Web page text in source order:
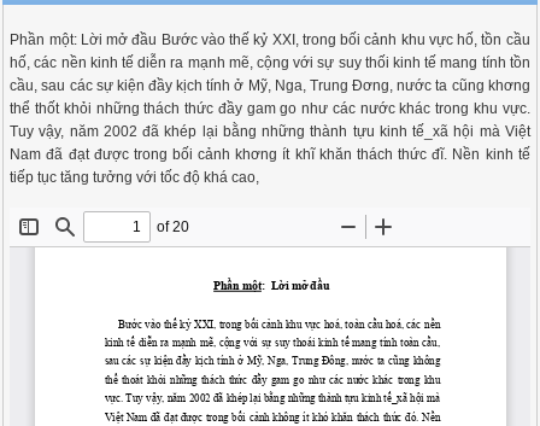
Phần một: Lời mở đầu Bước vào thế kỷ XXI, trong bối cảnh khu vực hố, tồn cầu
hố, các nền kinh tế diễn ra mạnh mẽ, cộng với sự suy thối kinh tế mang tính tồn
cầu, sau các sự kiện đầy kịch tính ở Mỹ, Nga, Trung Đơng, nước ta cũng khơng
thể thốt khỏi những thách thức đầy gam go như các nước khác trong khu vực.
Tuy vậy, năm 2002 đã khép lại bằng những thành tựu kinh tế_xã hội mà Việt
Nam đã đạt được trong bối cảnh khơng ít khĩ khăn thách thức đĩ. Nền kinh tế
tiếp tục tăng tưởng với tốc độ khá cao,